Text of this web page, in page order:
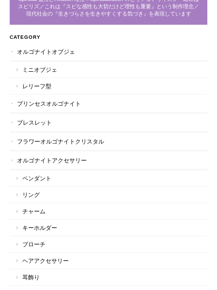
スピリズ／これは『スピな感性も大切だけど理性も重要』という制作理念／
現代社会の『生きづらさを生きやすくする気づき』を表現しています
CATEGORY
オルゴナイトオブジェ
ミニオブジェ
レリーフ型
プリンセスオルゴナイト
ブレスレット
フラワーオルゴナイトクリスタル
オルゴナイトアクセサリー
ペンダント
リング
チャーム
キーホルダー
ブローチ
ヘアアクセサリー
耳飾り